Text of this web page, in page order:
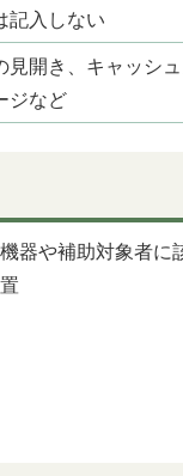
記入しない
見開き、キャッシ
ジなど
器や補助対象者に